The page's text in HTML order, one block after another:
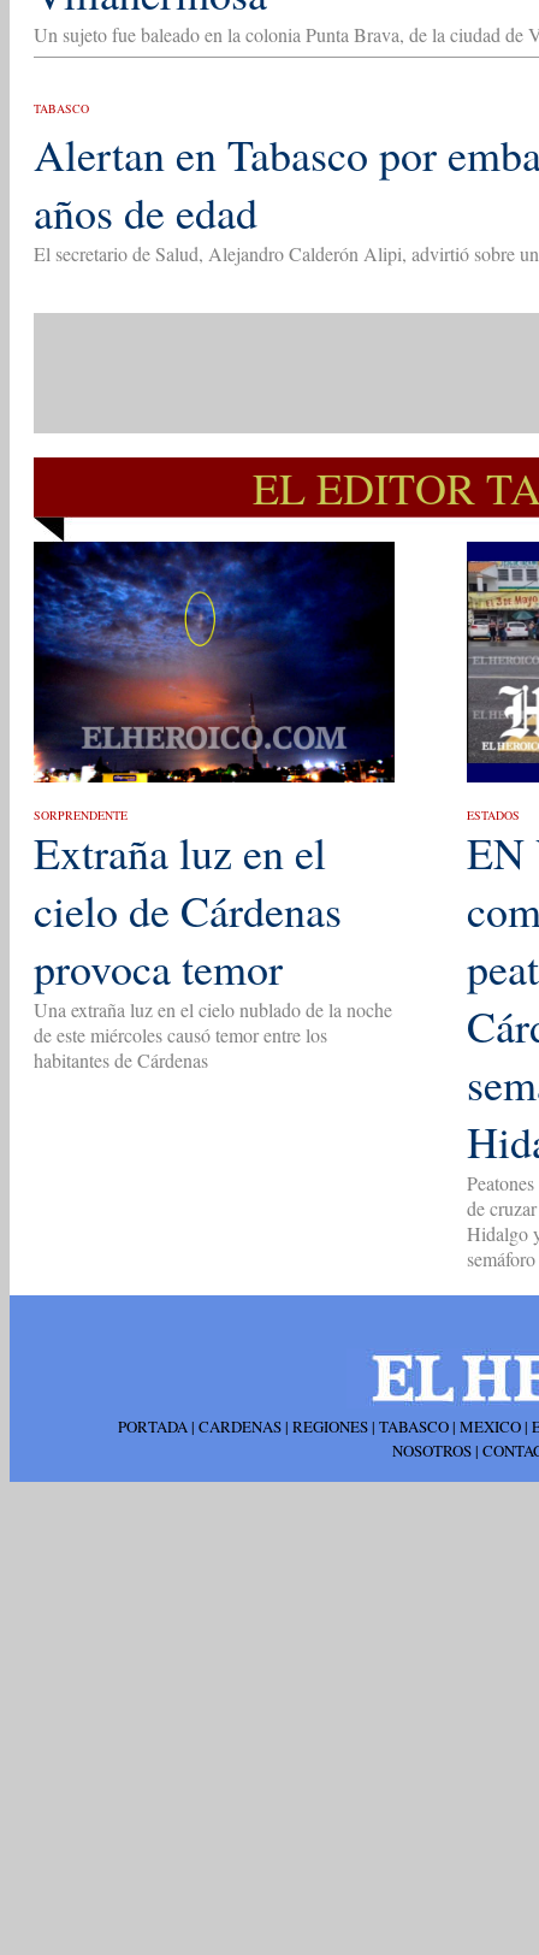
Un sujeto fue baleado en la colonia Punta Brava, de la ciudad de
TABASCO
Alertan en Tabasco por
años de edad
El secretario de Salud, Alejandro Calderón Alipi, advirtió sobre
EL EDITOR
SORPRENDENTE
Extraña luz en el
cielo de Cárdenas
provoca temor
Una extraña luz en el cielo nublado de la noche
de este miércoles causó temor entre los
habitantes de Cárdenas
ESTADOS
EN
de
Hidalgo
semáforo
PORTADA| CARDENAS| REGIONES| TABASCO| MEXICO|
NOSOTROS|